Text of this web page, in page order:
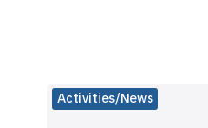
Activities/News